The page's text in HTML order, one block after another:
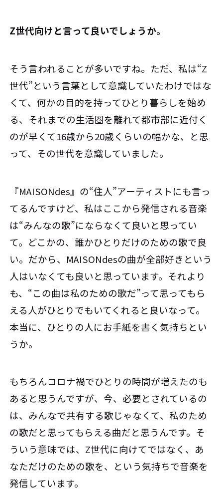
――Z世代向けと言って良いでしょうか。
そう言われることが多いですね。ただ、私は“Z
世代”という言葉として意識していたわけではな
くて、何かの目的を持ってひとり暮らしを始め
る、それまでの生活圏を離れて都市部に近付く
のが早くて16歳から20歳くらいの幅かな、と思
って、その世代を意識していました。
『MAISONdes』の“住人”アーティストにも言っ
てるんですけど、私はここから発信される音楽
は“みんなの歌”にならなくて良いと思ってい
て。どこかの、誰かひとりだけのための歌で良
い。だから、MAISONdesの曲が全部好きという
人はいなくても良いと思っています。それより
も、“この曲は私のための歌だ”って思ってもら
える人がひとりでもいてくれると良いなって。
本当に、ひとりの人にお手紙を書く気持ちとい
うか。
もちろんコロナ禍でひとりの時間が増えたのも
あると思うんですが、今、必要とされているの
は、みんなで共有する歌じゃなくて、私のため
の歌だと思ってもらえる曲だと思うんです。そ
ういう意味では、Z世代に向けてではなく、あ
なただけのための歌を、という気持ちで音楽を
発信しています。